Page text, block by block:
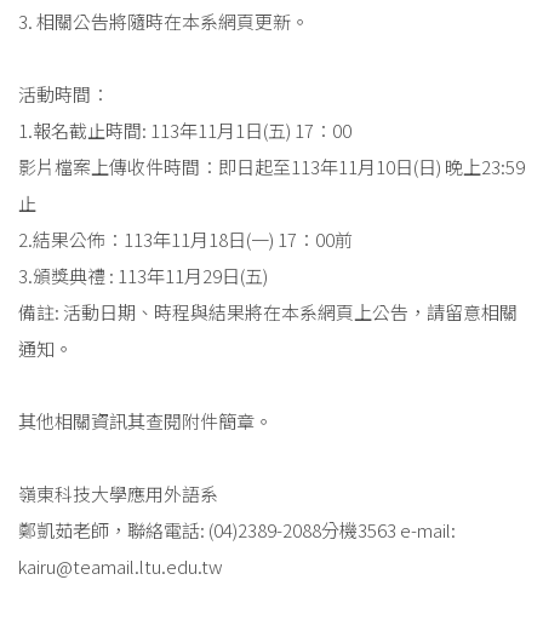
3. 相關公告將隨時在本系網頁更新。
活動時間：
1.報名截止時間: 113年11月1日(五) 17：00
影片檔案上傳收件時間：即日起至113年11月10日(日) 晚上23:59
止
2.結果公佈：113年11月18日(一) 17：00前
3.頒獎典禮 : 113年11月29日(五)
備註: 活動日期、時程與結果將在本系網頁上公告，請留意相關
通知。
其他相關資訊其查閱附件簡章。
嶺東科技大學應用外語系
鄭凱茹老師，聯絡電話: (04)2389-2088分機3563 e-mail:
kairu@teamail.ltu.edu.tw